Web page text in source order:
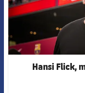
Hansi Flick,